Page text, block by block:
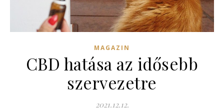
MAGAZIN
CBD hatása az idősebb
szervezetre
2021.12.12.